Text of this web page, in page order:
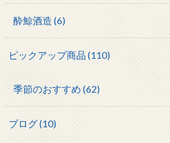
酔鯨酒造 (6)
ピックアップ商品 (110)
季節のおすすめ (62)
ブログ(10)